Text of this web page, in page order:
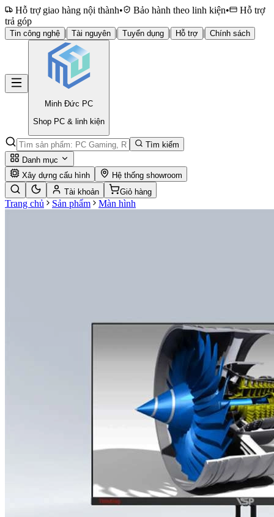
Hỗ trợ giao hàng nội thành• Bảo hành theo linh kiện•
Hỗ trợ
trả góp
Tin công nghệ | Tài nguyên | Tuyển dụng | Hỗ trợ | Chính sách
Minh Đức PC
Shop PC & linh kiện
Tìm kiếm
Danh mục
Xây dựng cấu hình
Hệ thống showroom
Tài khoản
Giỏ hàng
Trang chủ Sản phẩm Màn hình